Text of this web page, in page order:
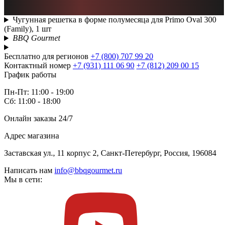
Чугунная решетка в форме полумесяца для Primo Oval 300
(Family), 1 шт
BBQ Gourmet
Бесплатно для регионов +7 (800) 707 99 20
Контактный номер +7 (931) 111 06 90 +7 (812) 209 00 15
График работы
Пн-Пт: 11:00 - 19:00
Сб: 11:00 - 18:00
Онлайн заказы 24/7
Адрес магазина
Заставская ул., 11 корпус 2, Санкт-Петербург, Россия, 196084
Написать нам info@bbqgourmet.ru
Мы в сети: